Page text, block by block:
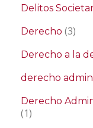
Delitos
Derecho (3)
Derecho a la
derecho
Derecho
(1)